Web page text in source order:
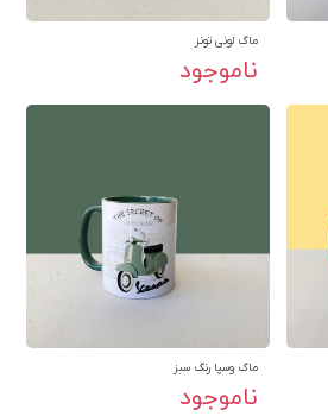
ماگ لونی تونز
ناموجود
ماگ وسپا رنگ سبز
ناموجود